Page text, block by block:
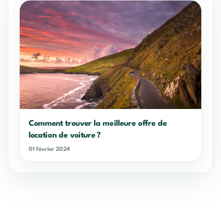
Comment trouver la meilleure offre de
location de voiture ?
01 février 2024